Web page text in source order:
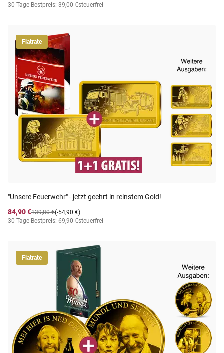
30-Tage-Bestpreis: 39,00 €steuerfrei
Flatrate
"Unsere Feuerwehr" - jetzt geehrt in reinstem Gold!
84,90 €
(-54,90 €)
139,80 €
30-Tage-Bestpreis: 69,90 €steuerfrei
Flatrate